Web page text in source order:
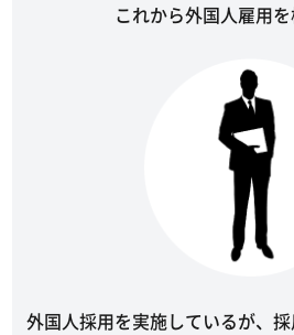
これから外国人雇用
外国人採用を実施しているが、